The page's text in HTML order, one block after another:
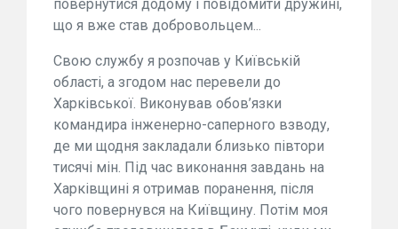
повернутися додому і повідомити дружині,
що я вже став добровольцем...
Свою службу я розпочав у Київській
області, а згодом нас перевели до
Харківської. Виконував обов’язки
командира інженерно-саперного взводу,
де ми щодня закладали близько півтори
тисячі мін. Під час виконання завдань на
Харківщині я отримав поранення, після
чого повернувся на Київщину. Потім моя